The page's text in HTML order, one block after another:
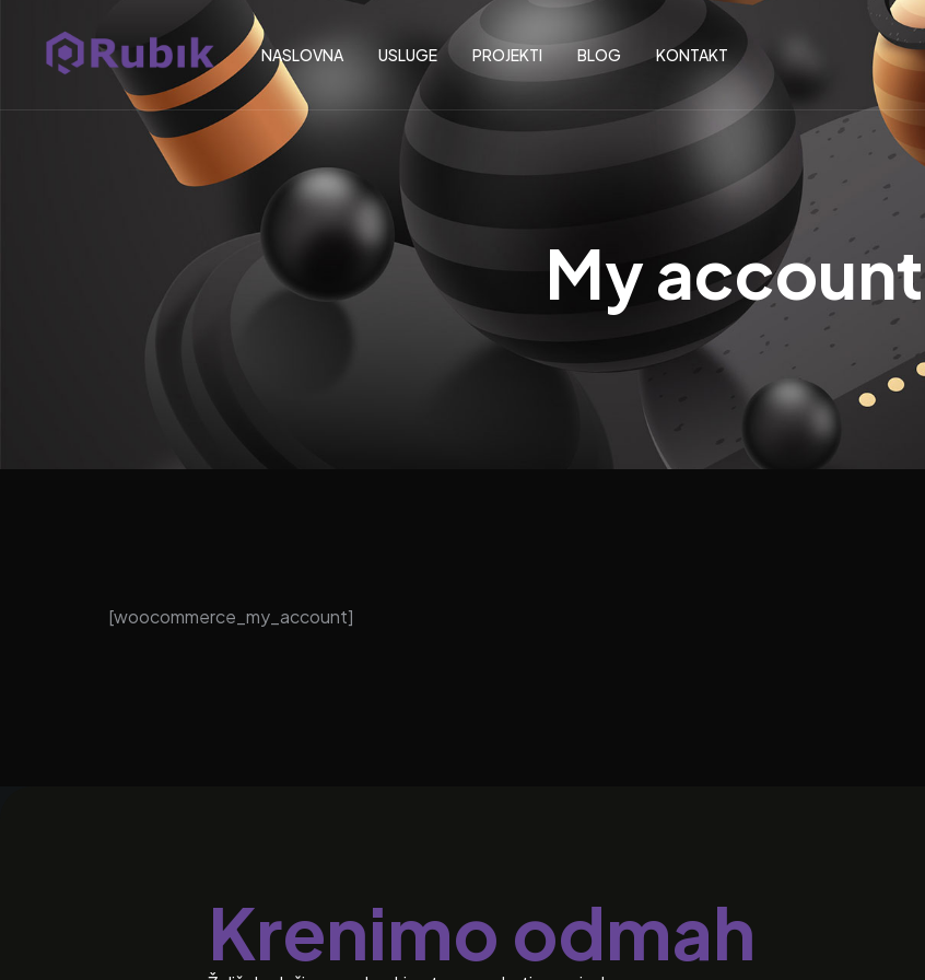
NASLOVNA USLUGE PROJEKTI BLOG KONTAKT
My account
[woocommerce_my_account]
Krenimo odmah